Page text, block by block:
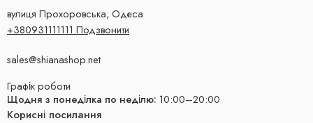
вулиця Прохоровська, Одеса
+380931111111 Подзвонити
sales@shianashop.net
Графік роботи
Щодня з понеділка по неділю: 10:00–20:00
Корисні посилання